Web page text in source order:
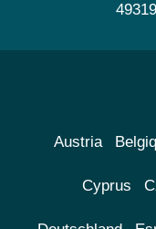
Austria
Cyprus